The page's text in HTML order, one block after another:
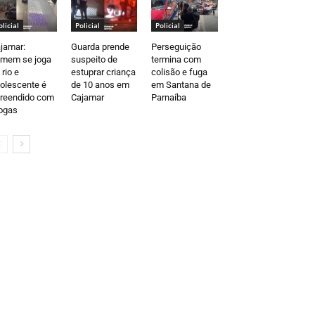
se joga
rio e
é
com
Policial
Guarda prende
suspeito de
estuprar criança
de 10 anos em
Cajamar
Policial
Perseguição
termina com
colisão e fuga
em Santana de
Parnaíba